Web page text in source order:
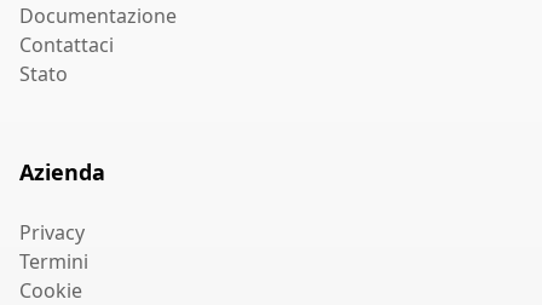
Documentazione
Contattaci
Stato
Azienda
Privacy
Termini
Cookie